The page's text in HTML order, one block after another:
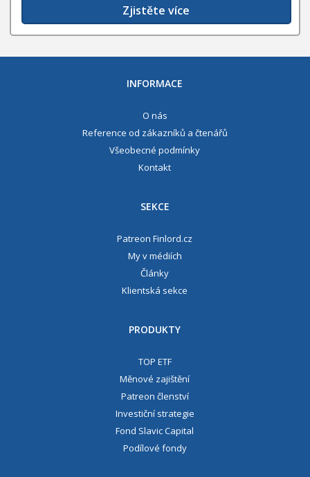
Zjistěte více
INFORMACE
O nás
Reference od zákazníků a čtenářů
Všeobecné podmínky
Kontakt
SEKCE
Patreon Finlord.cz
My v médiích
Články
Klientská sekce
PRODUKTY
TOP ETF
Měnové zajištění
Patreon členství
Investiční strategie
Fond Slavic Capital
Podílové fondy